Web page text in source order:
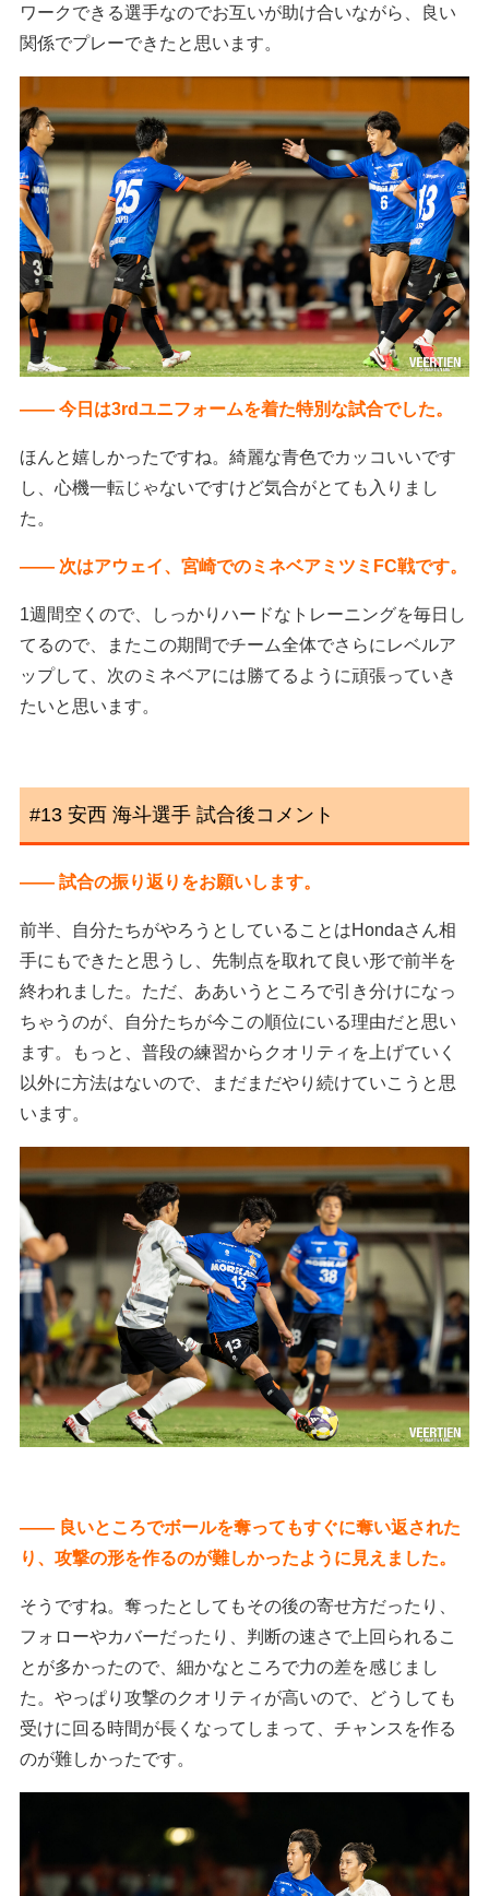
ワークできる選手なのでお互いが助け合いながら、良い
関係でプレーできたと思います。
―― 今日は3rdユニフォームを着た特別な試合でした。
ほんと嬉しかったですね。綺麗な青色でカッコいいです
し、心機一転じゃないですけど気合がとても入りまし
た。
―― 次はアウェイ、宮崎でのミネベアミツミFC戦です。
1週間空くので、しっかりハードなトレーニングを毎日し
てるので、またこの期間でチーム全体でさらにレベルア
ップして、次のミネベアには勝てるように頑張っていき
たいと思います。
#13 安西 海斗選手 試合後コメント
―― 試合の振り返りをお願いします。
前半、自分たちがやろうとしていることはHondaさん相
手にもできたと思うし、先制点を取れて良い形で前半を
終われました。ただ、ああいうところで引き分けになっ
ちゃうのが、自分たちが今この順位にいる理由だと思い
ます。もっと、普段の練習からクオリティを上げていく
以外に方法はないので、まだまだやり続けていこうと思
います。
―― 良いところでボールを奪ってもすぐに奪い返された
り、攻撃の形を作るのが難しかったように見えました。
そうですね。奪ったとしてもその後の寄せ方だったり、
フォローやカバーだったり、判断の速さで上回られるこ
とが多かったので、細かなところで力の差を感じまし
た。やっぱり攻撃のクオリティが高いので、どうしても
受けに回る時間が長くなってしまって、チャンスを作る
のが難しかったです。